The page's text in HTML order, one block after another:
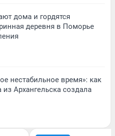
дома и гордятся
деревня в Поморье
нестабильное время»: как
Архангельска создала